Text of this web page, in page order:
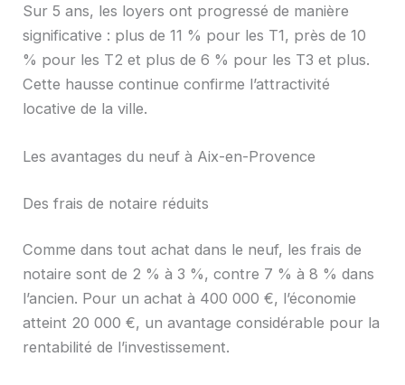
Sur 5 ans, les loyers ont progressé de manière
significative : plus de 11 % pour les T1, près de 10
% pour les T2 et plus de 6 % pour les T3 et plus.
Cette hausse continue confirme l’attractivité
locative de la ville.
Les avantages du neuf à Aix-en-Provence
Des frais de notaire réduits
Comme dans tout achat dans le neuf, les frais de
notaire sont de 2 % à 3 %, contre 7 % à 8 % dans
l’ancien. Pour un achat à 400 000 €, l’économie
atteint 20 000 €, un avantage considérable pour la
rentabilité de l’investissement.